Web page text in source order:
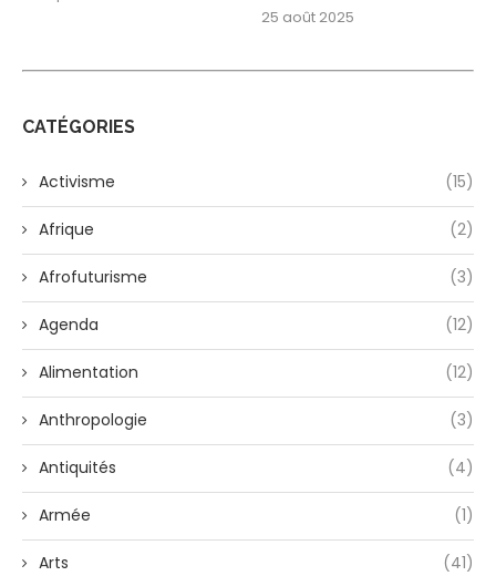
25 août 2025
CATÉGORIES
Activisme (15)
Afrique (2)
Afrofuturisme (3)
Agenda (12)
Alimentation (12)
Anthropologie (3)
Antiquités (4)
Armée (1)
Arts (41)